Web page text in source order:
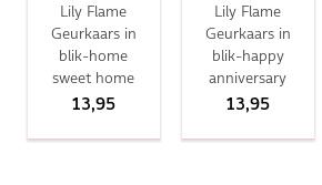
Lily Flame
Geurkaars in
blik-home
sweet home
13,95
Lily Flame
Geurkaars in
blik-happy
anniversary
13,95